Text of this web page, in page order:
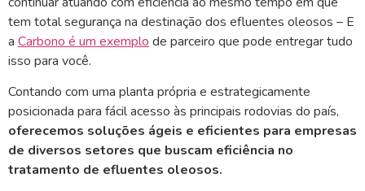
tem total segurança na destinação dos efluentes oleosos – E
a Carbono é um exemplo de parceiro que pode entregar tudo
isso para você.
Contando com uma planta própria e estrategicamente
posicionada para fácil acesso às principais rodovias do país,
oferecemos soluções ágeis e eficientes para empresas
de diversos setores que buscam eficiência no
tratamento de efluentes oleosos.